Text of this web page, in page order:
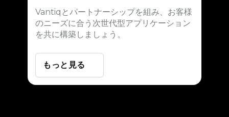
Vantiqとパートナーシップを組み、お客様
のニーズに合う次世代型アプリケーション
を共に構築しましょう。
もっと見る